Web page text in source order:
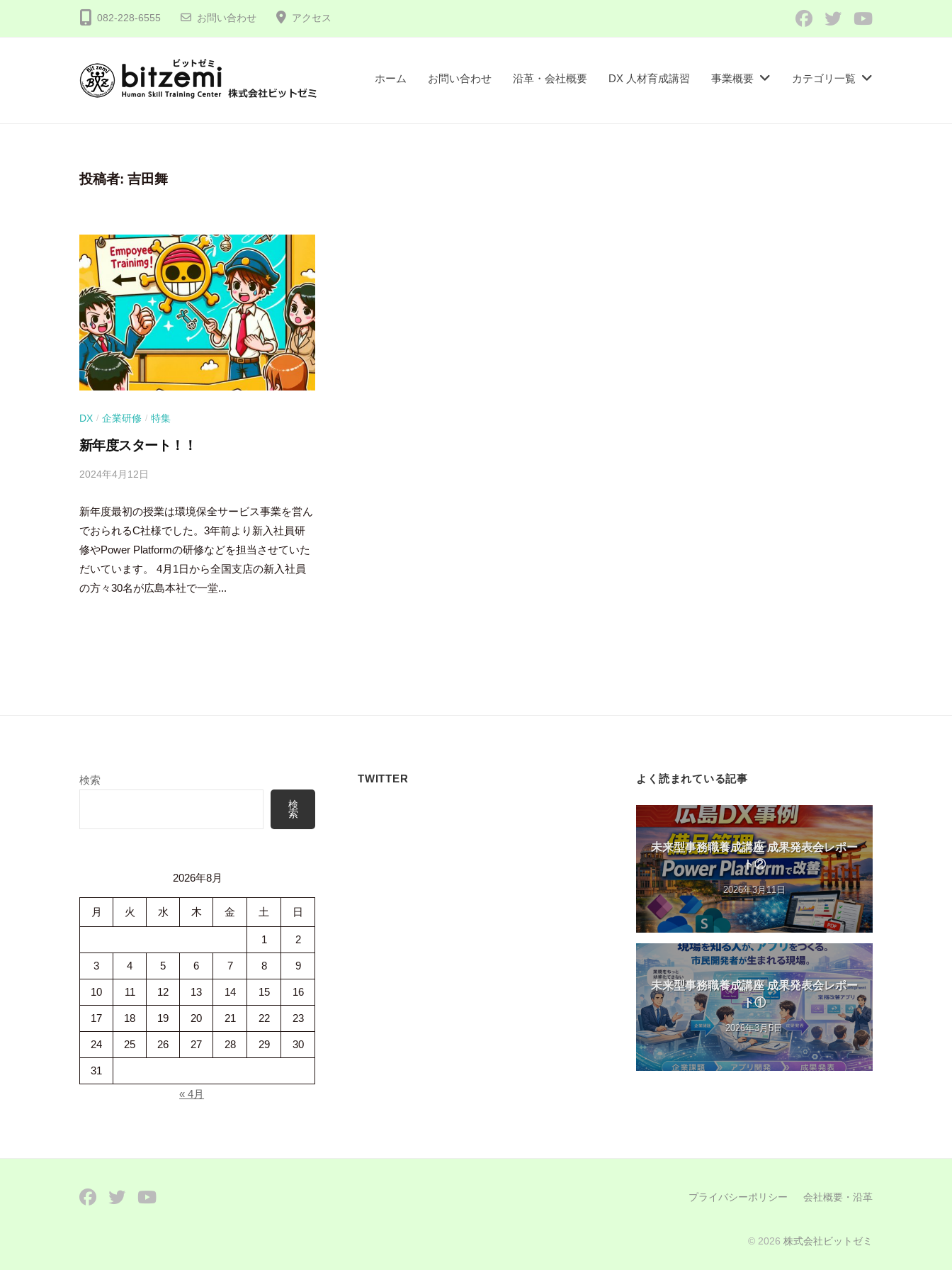
082-228-6555 お問い合わせ アクセス Facebook
TwitterYouTube
社
ト
ゼ
ミ
を
る
！
ホーム お問い合わせ 沿革・会社概要 DX 人材育成講習​ 事業概要 カテゴリ一覧
投稿者: 吉田舞
DX / 企業研修 / 特集
新年度スタート！！
2024年4月12日
吉
田
舞
新年度最初の授業は環境保全サービス事業を営ん
でおられるC社様でした。3年前より新入社員研
修やPower Platformの研修などを担当させていた
だいています。 4月1日から全国支店の新入社員
の方々30名が広島本社で一堂...
検索
検
索
2026年8月
月 火 水 木 金 土 日
1 2
3 4 5 6 7 8 9
10 11 12 13 14 15 16
17 18 19 20 21 22 23
24 25 26 27 28 29 30
31
« 4月
TWITTER よく読まれている記事
未来型事務職養成講座 成果発表会レポー
ト②
2026年3月11日
未来型事務職養成講座 成果発表会レポー
ト①
2026年3月5日
プライバシーポリシー 会社概要・沿革
Facebook
TwitterYouTube
© 2026 株式会社ビットゼミ
式
会
ビ
ッ